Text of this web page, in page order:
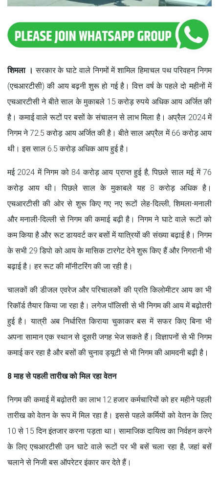
शिमला ।सरकार के घाटे वाले निगमों में शामिल हिमाचल पथ परिवहन निगम
(एचआरटीसी) की आय बढ़नी शुरू हो गई है। वित्त वर्ष के पहले दो महीनों में
एचआरटीसी ने बीते साल के मुकाबले 15 करोड़ रुपये अधिक आय अर्जित की
है। कमाई वाले रूटों पर बसों के संचालन से लाभ मिला है। अप्रैल 2024 में
निगम ने 72.5 करोड़ आय अर्जित की है। बीते साल अप्रैल में 66 करोड़ आय
थी। इस साल 6.5 करोड़ अधिक आय हुई है।
मई 2024 में निगम को 84 करोड़ आय प्राप्त हुई है, पिछले साल मई में 76
करोड़ आय थी। पिछले साल के मुकाबले यह 8 करोड़ अधिक है।
एचआरटीसी की ओर से शुरू किए गए नए रूटों लेह-दिल्ली, शिमला-मनाली
और मनाली-दिल्ली से निगम की कमाई बढ़ी है। निगम ने घाटे वाले रूटों को
कम किया है और रूट डायवर्ट कर बसों में यात्रियों की संख्या बढ़ाई है। निगम
के सभी 29 डिपो को आय के मासिक टारगेट देने शुरू किए हैं और निगरानी भी
बढ़ाई है। हर रूट की मॉनीटरिंग की जा रही है।
चालकों की डीजल एवरेज और परिचालकों की प्रति किलोमीटर आय का भी
रिकॉर्ड तैयार किया जा रहा है। लगेज पॉलिसी से भी निगम की आय में बढ़ोतरी
हुई है। यात्री अब निर्धारित किराया चुकाकर बस में सफर किए बिना भी
अपना सामान एक स्थान से दूसरी जगह भेज सकते हैं। विज्ञापनों से भी निगम
कमाई कर रहा है और बसों की चुनाव ड्यूटी से भी निगम की आमदनी बढ़ी है।
8 माह से पहली तारीख को मिल रहा वेतन
निगम की कमाई में बढ़ोतरी का लाभ 12 हजार कर्मचारियों को हर महीने पहली
तारीख को वेतन के रूप में मिल रहा है। इससे पहले कर्मियों को वेतन के लिए
10 से 15 दिन इंतजार करना पड़ता था। सामाजिक दायित्व का निर्वहन करने
के लिए एचआरटीसी उन घाटे वाले रूटों पर भी बसें चला रहा है, जहां बसें
चलाने से निजी बस ऑपरेटर इंकार कर देते हैं।